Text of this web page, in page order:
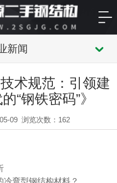
新闻
术规范：引领建
“钢铁密码”》
09 浏览次数： 162